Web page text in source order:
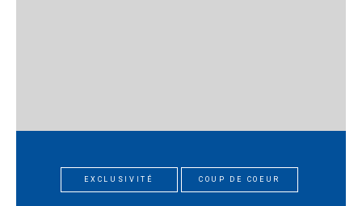
EXCLUSIVITÉ COUP DE COEUR